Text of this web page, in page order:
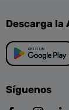
Descarga la
Síguenos